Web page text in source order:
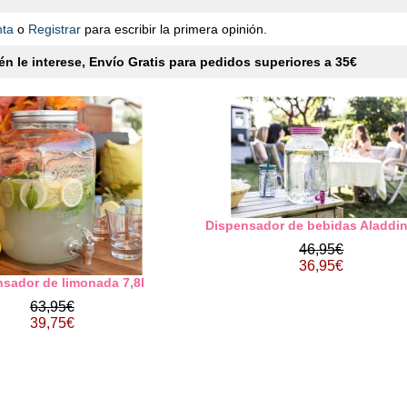
o Registrar para escribir la primera opinión.
le interese, Envío Gratis para pedidos superiores a 35€
de limonada 7,8l
63,95€
39,75€
Dispensador de bebidas
46,95€
36,95€